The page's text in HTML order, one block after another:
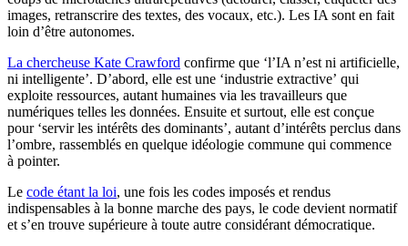
images, retranscrire des textes, des vocaux, etc.). Les IA sont en fait
loin d’être autonomes.
La chercheuse Kate Crawford confirme que ‘l’IA n’est ni artificielle,
ni intelligente’. D’abord, elle est une ‘industrie extractive’ qui
exploite ressources, autant humaines via les travailleurs que
numériques telles les données. Ensuite et surtout, elle est conçue
pour ‘servir les intérêts des dominants’, autant d’intérêts perclus dans
l’ombre, rassemblés en quelque idéologie commune qui commence
à pointer.
Le code étant la loi, une fois les codes imposés et rendus
indispensables à la bonne marche des pays, le code devient normatif
et s’en trouve supérieure à toute autre considérant démocratique.